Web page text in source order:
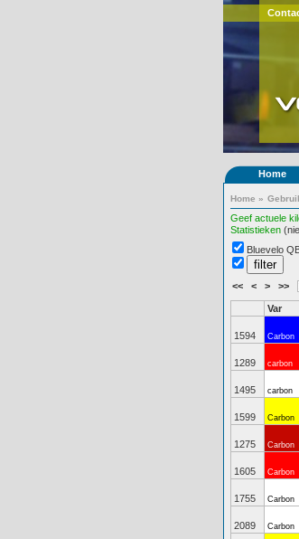
Home
Home »
Geef actuele
Statistieken
Bluevelo
<< < > >>
Var
1594 Carbon
1289 carbon
1495 carbon
1599 Carbon
1275 Carbon
1605 Carbon
1755 Carbon
2089 Carbon